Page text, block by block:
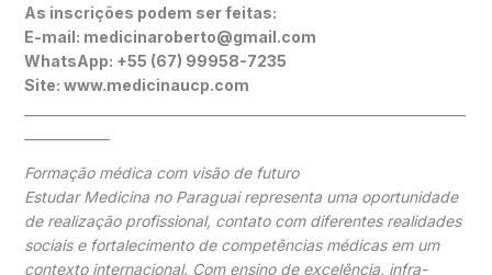
As inscrições podem ser feitas:
E-mail: medicinaroberto@gmail.com
WhatsApp: +55 (67) 99958-7235
Site: www.medicinaucp.com
Formação médica com visão de futuro
Estudar Medicina no Paraguai representa uma oportunidade
de realização profissional, contato com diferentes realidades
sociais e fortalecimento de competências médicas em um
contexto internacional. Com ensino de excelência, infra-